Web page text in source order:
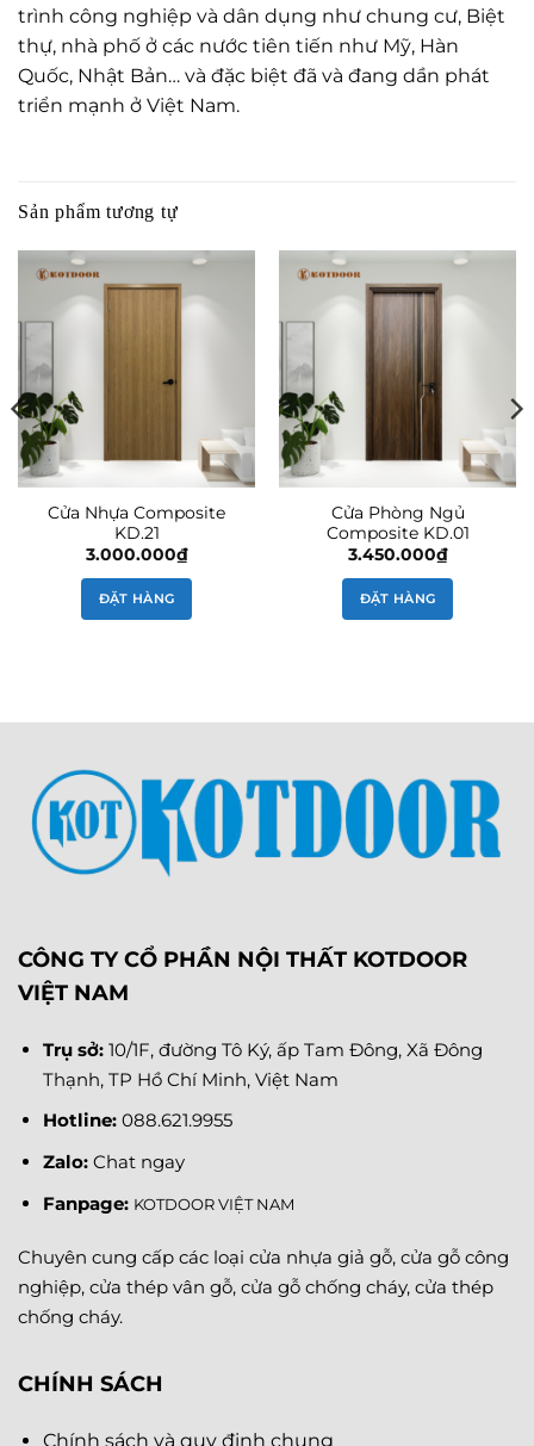
trình công nghiệp và dân dụng như chung cư, Biệt
thự, nhà phố ở các nước tiên tiến như Mỹ, Hàn
Quốc, Nhật Bản… và đặc biệt đã và đang dần phát
triển mạnh ở Việt Nam.
Sản phẩm tương tự
Cửa Nhựa Composite
KD.21
3.000.000₫
ĐẶT HÀNG
Cửa Phòng Ngủ
Composite KD.01
3.450.000₫
ĐẶT HÀNG
CÔNG TY CỔ PHẦN NỘI THẤT KOTDOOR
VIỆT NAM
Trụ sở: 10/1F, đường Tô Ký, ấp Tam Đông, Xã Đông
Thạnh, TP Hồ Chí Minh, Việt Nam
Hotline: 088.621.9955
Zalo: Chat ngay
Fanpage: KOTDOOR VIỆT NAM
Chuyên cung cấp các loại cửa nhựa giả gỗ, cửa gỗ công
nghiệp, cửa thép vân gỗ, cửa gỗ chống cháy, cửa thép
chống cháy.
CHÍNH SÁCH
Chính sách và quy định chung